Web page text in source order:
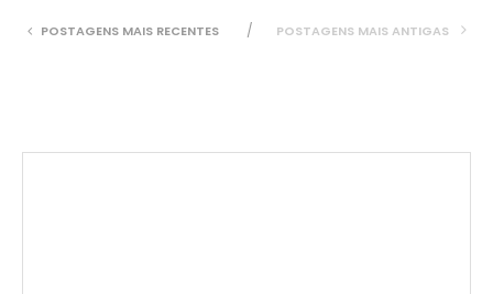
POSTAGENS MAIS RECENTES POSTAGENS MAIS ANTIGAS